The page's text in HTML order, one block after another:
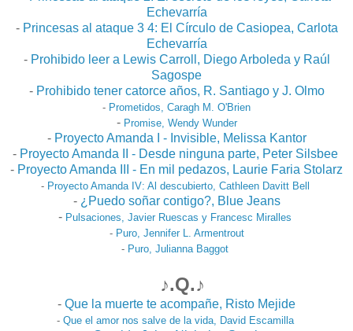
Echevarría
- Princesas al ataque 3 4: El Círculo de Casiopea, Carlota
Echevarría
- Prohibido leer a Lewis Carroll, Diego Arboleda y Raúl
Sagospe
- Prohibido tener catorce años, R. Santiago y J. Olmo
- Prometidos, Caragh M. O'Brien
- Promise, Wendy Wunder
- Proyecto Amanda I - Invisible, Melissa Kantor
- Proyecto Amanda II - Desde ninguna parte, Peter Silsbee
- Proyecto Amanda III - En mil pedazos, Laurie Faria Stolarz
- Proyecto Amanda IV: Al descubierto, Cathleen Davitt Bell
- ¿Puedo soñar contigo?, Blue Jeans
- Pulsaciones, Javier Ruescas y Francesc Miralles
- Puro, Jennifer L. Armentrout
- Puro, Julianna Baggot
♪.Q.♪
- Que la muerte te acompañe, Risto Mejide
- Que el amor nos salve de la vida, David Escamilla